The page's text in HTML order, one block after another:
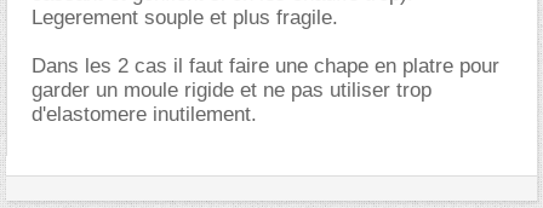
Legerement souple et plus fragile.
Dans les 2 cas il faut faire une chape en platre pour
garder un moule rigide et ne pas utiliser trop
d'elastomere inutilement.